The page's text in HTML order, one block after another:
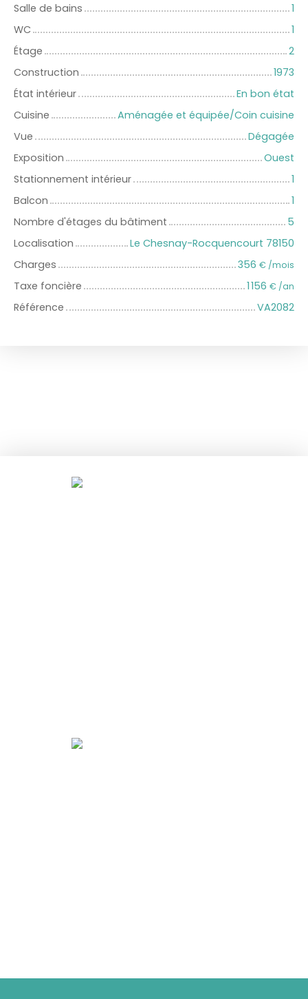
Salle de bains
1
WC
1
Étage
2
Construction
1973
État intérieur
En bon état
Cuisine
Aménagée et équipée/Coin cuisine
Vue
Dégagée
Exposition
Ouest
Stationnement intérieur
1
Balcon
1
Nombre d'étages du bâtiment
5
Localisation
Le Chesnay-Rocquencourt 78150
Charges
356 € /mois
Taxe foncière 1 156 € /an
Référence VA2082